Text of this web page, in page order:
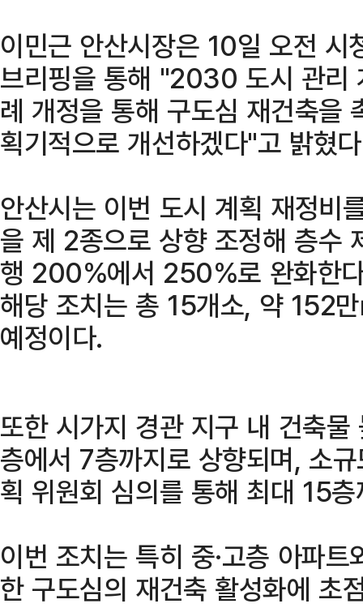
이민근 안산시장은 10일 오전 시
브리핑을 통해 "2030 도시 관리
례 개정을 통해 구도심 재건축을
획기적으로 개선하겠다"고 밝혔
안산시는 이번 도시 계획 재정비
을 제 2종으로 상향 조정해 층수
행 200%에서 250%로 완화한
해당 조치는 총 15개소, 약 152
예정이다.
또한 시가지 경관 지구 내 건축
층에서 7층까지로 상향되며, 소
획 위원회 심의를 통해 최대 15
이번 조치는 특히 중·고층 아파
한 구도심의 재건축 활성화에 초